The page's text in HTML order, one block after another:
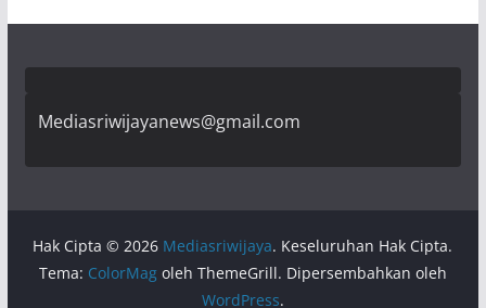
Mediasriwijayanews@gmail.com
Hak Cipta © 2026 Mediasriwijaya. Keseluruhan Hak Cipta.
Tema: ColorMagoleh ThemeGrill. Dipersembahkan oleh
WordPress.